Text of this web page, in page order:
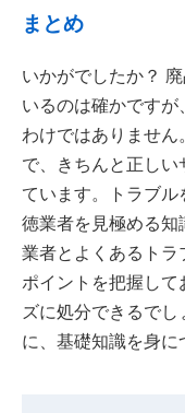
まとめ
いかがでしたか？
いるのは確かですが
わけではありませ
で、きちんと正しい
ています。トラブ
徳業者を見極める知
業者とよくあるトラ
ポイントを把握し
ズに処分できるで
に、基礎知識を身に